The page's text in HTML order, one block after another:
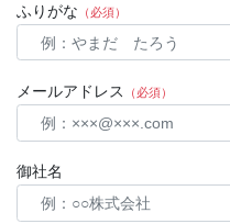
ふりがな （必須）
メールアドレス （必須）
御社名